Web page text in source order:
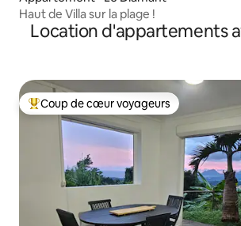
Haut de Villa sur la plage !
Location d'appartements
Coups de cœur voyageurs les plus
Coup de cœur voyageurs